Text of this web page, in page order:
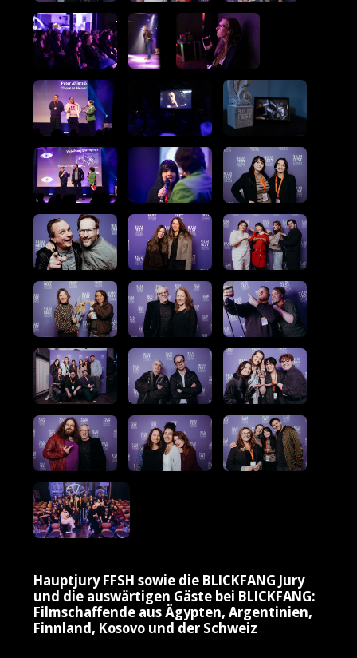
Hauptjury FFSH sowie die BLICKFANG Jury
und die auswärtigen Gäste bei BLICKFANG:
Filmschaffende aus Ägypten, Argentinien,
Finnland, Kosovo und der Schweiz